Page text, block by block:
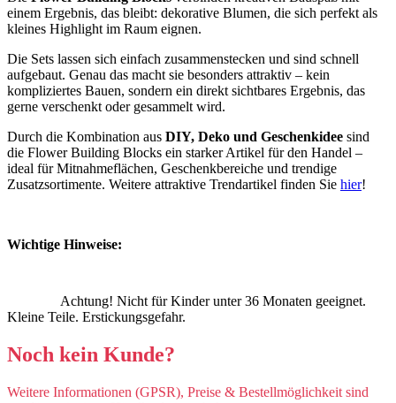
einem Ergebnis, das bleibt: dekorative Blumen, die sich perfekt als
kleines Highlight im Raum eignen.
Die Sets lassen sich einfach zusammenstecken und sind schnell
aufgebaut. Genau das macht sie besonders attraktiv – kein
kompliziertes Bauen, sondern ein direkt sichtbares Ergebnis, das
gerne verschenkt oder gesammelt wird.
Durch die Kombination aus DIY, Deko und Geschenkidee sind
die Flower Building Blocks ein starker Artikel für den Handel –
ideal für Mitnahmeflächen, Geschenkbereiche und trendige
Zusatzsortimente. Weitere attraktive Trendartikel finden Sie hier!
Wichtige Hinweise:
Achtung! Nicht für Kinder unter 36 Monaten geeignet.
Kleine Teile. Erstickungsgefahr.
Noch kein Kunde?
Weitere Informationen (GPSR), Preise & Bestellmöglichkeit sind